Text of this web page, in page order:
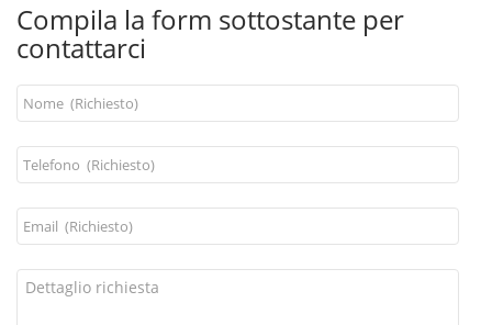
Compila la form sottostante per
contattarci